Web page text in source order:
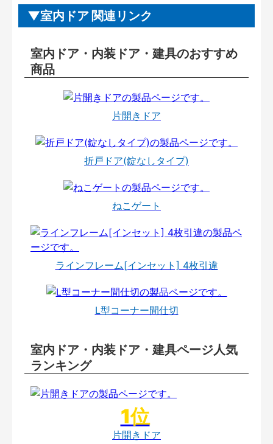
室内ドア 関連リンク
室内ドア・内装ドア・建具のおすすめ
商品
片開きドア
折戸ドア(錠なしタイプ)
ねこゲート
ラインフレーム[インセット] 4枚引違
L型コーナー間仕切
室内ドア・内装ドア・建具ページ人気
ランキング
片開きドア